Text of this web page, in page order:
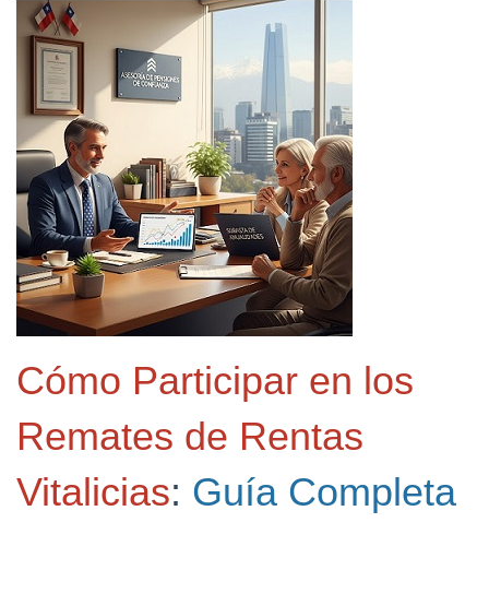
Cómo Participar en los
Remates de Rentas
Vitalicias: Guía Completa